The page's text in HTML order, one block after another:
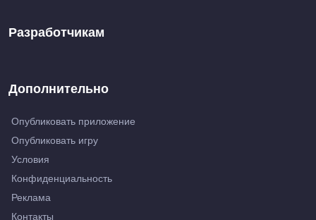
Разработчикам
Дополнительно
Опубликовать приложение
Опубликовать игру
Условия
Конфиденциальность
Реклама
Контакты